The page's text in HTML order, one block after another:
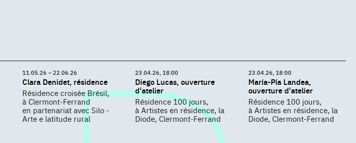
11.05.26 – 22.06.26
Clara Denidet, résidence
Résidence croisée Brésil,
à Clermont-Ferrand
en partenariat avec Silo -
Arte e latitude rural
23.04.26, 18:00
Diego Lucas, ouverture
d'atelier
Résidence 100 jours,
à Artistes en résidence, la
Diode, Clermont-Ferrand
23.04.26, 18:00
María-Pía Landea,
ouverture d'atelier
Résidence 100 jours,
à Artistes en résidence, la
Diode, Clermont-Ferrand